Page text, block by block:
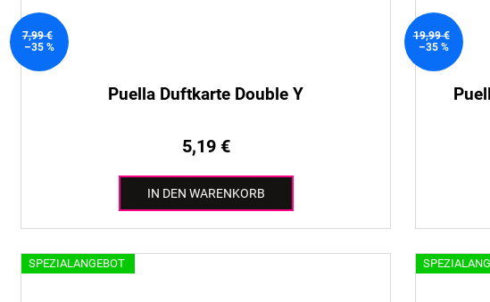
7,99 €
–35 %
Puella Duftkarte Double Y
5,19 €
IN DEN WARENKORB
19,99 €
–35 %
SPEZIALANGEBOT